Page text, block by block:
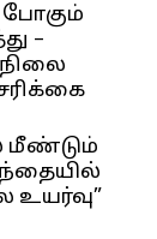
–
மீண்டும்
உயர்வு”